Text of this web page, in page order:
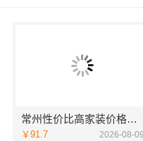
常州性价比高家装价格清单，常州宜居佳装饰工程有限公司为您详解
￥91.7 2026-08-09